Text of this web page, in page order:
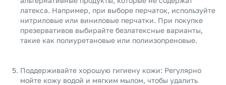
латекса. Например, при выборе перчаток, используйте
нитриловые или виниловые перчатки. При покупке
презервативов выбирайте безлатексные варианты,
такие как полиуретановые или полиизопреновые.
Поддерживайте хорошую гигиену кожи: Регулярно
мойте кожу водой и мягким мылом, чтобы удалить